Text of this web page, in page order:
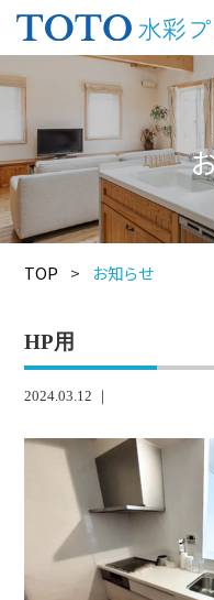
TOP > お知らせ
HP用
2024.03.12 ｜